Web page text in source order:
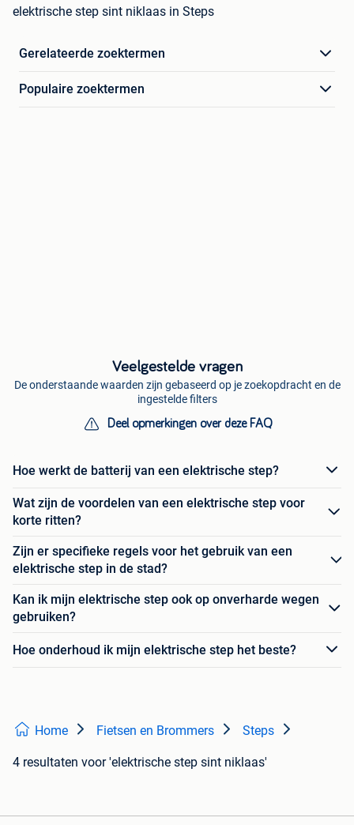
elektrische step sint niklaas in Steps
Gerelateerde zoektermen
Populaire zoektermen
Veelgestelde vragen
De onderstaande waarden zijn gebaseerd op je zoekopdracht en de
ingestelde filters
Deel opmerkingen over deze FAQ
Hoe werkt de batterij van een elektrische step?
Wat zijn de voordelen van een elektrische step voor
korte ritten?
Zijn er specifieke regels voor het gebruik van een
elektrische step in de stad?
Kan ik mijn elektrische step ook op onverharde wegen
gebruiken?
Hoe onderhoud ik mijn elektrische step het beste?
Home Fietsen en Brommers Steps
4 resultaten voor 'elektrische step sint niklaas'